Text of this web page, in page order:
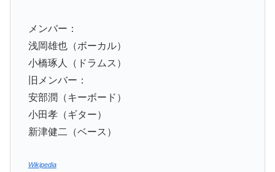
メンバー：
浅岡雄也（ボーカル）
小橋琢人（ドラムス）
旧メンバー：
安部潤（キーボード）
小田孝（ギター）
新津健二（ベース）
Wikipedia